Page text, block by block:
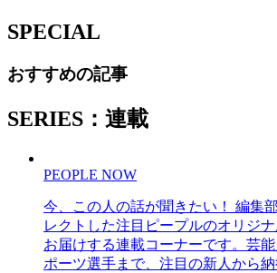
SPECIAL
おすすめの記事
SERIES：連載
PEOPLE NOW
今、この人の話が聞きたい！ 編集
レクトした注目ピープルのオリジ
お届けする連載コーナーです。芸
ポーツ選手まで、注目の新人から